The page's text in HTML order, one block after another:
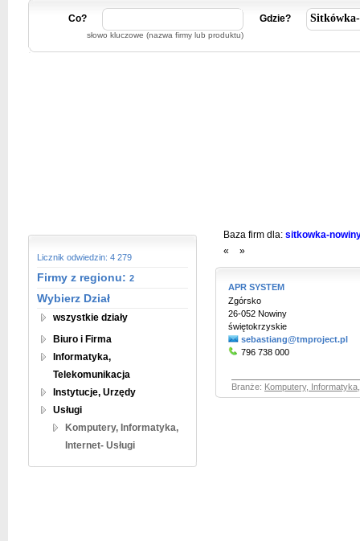
Co?
słowo kluczowe (nazwa firmy lub produktu)
Gdzie?
Licznik odwiedzin: 4 279
Firmy z regionu: 2
Wybierz Dział
wszystkie działy
Biuro i Firma
Informatyka,
Telekomunikacja
Instytucje, Urzędy
Usługi
Komputery, Informatyka,
Internet- Usługi
Baza firm dla: sitkowka-
«
»
APR SYSTEM
Zgórsko
26-052 Nowiny
świętokrzyskie
sebastiang@tmproject.pl
796 738 000
Branże: Komputery,